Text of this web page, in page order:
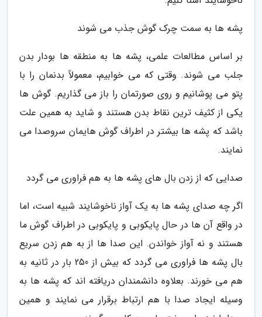
پشه ها به سمت چرک گوش جذب می شوند
بر اساس مطالعات علمی، پشه ها به منطقه ها بودار بدن
جلب می شوند. وقتی که می خوابیم، معمولاً بدنمان را با
پتو می پوشانیم و روی صورتمان را باز می گذاریم. گوش ها
یکی از کثیف ترین نقاط بدن هستند و شاید به همین علت
باشد که پشه ها بیشتر در اطراف گوش هایمان سروصدا می
نمایند.
صدایی که از زدن بال های پشه ها به هم فراوری می گردد
اگر چه صدای پشه ها به یک آواز ناخوشایند شبیه است، اما
در واقع آن ها در حال پایکوبی و پایکوبی در اطراف گوش ما
هستند و نه آواز خواندن. این صدا ها از به هم زدن سریع
بال پشه ها فراوری می گردد که بیش از 250 بار در ثانیه به
هم می خورند. بعلاوه دانشمندان دریافته اند که پشه ها به
وسیله ایجاد صدا با هم ارتباط برقرار می نمایند و همین